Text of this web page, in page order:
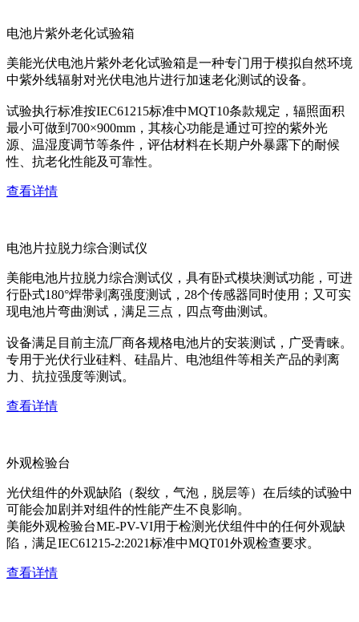
电池片紫外老化试验箱
美能光伏电池片紫外老化试验箱是一种专门用于模拟自然环境
中紫外线辐射对光伏电池片进行加速老化测试的设备。
试验执行标准按IEC61215标准中MQT10条款规定，辐照面积
最小可做到700×900mm，其核心功能是通过可控的紫外光
源、温湿度调节等条件，评估材料在长期户外暴露下的耐候
性、抗老化性能及可靠性。
查看详情
电池片拉脱力综合测试仪
美能电池片拉脱力综合测试仪，具有卧式模块测试功能，可进
行卧式180°焊带剥离强度测试，28个传感器同时使用；又可实
现电池片弯曲测试，满足三点，四点弯曲测试。
设备满足目前主流厂商各规格电池片的安装测试，广受青睐。
专用于光伏行业硅料、硅晶片、电池组件等相关产品的剥离
力、抗拉强度等测试。
查看详情
外观检验台
光伏组件的外观缺陷（裂纹，气泡，脱层等）在后续的试验中
可能会加剧并对组件的性能产生不良影响。
美能外观检验台ME-PV-VI用于检测光伏组件中的任何外观缺
陷，满足IEC61215-2:2021标准中MQT01外观检查要求。
查看详情